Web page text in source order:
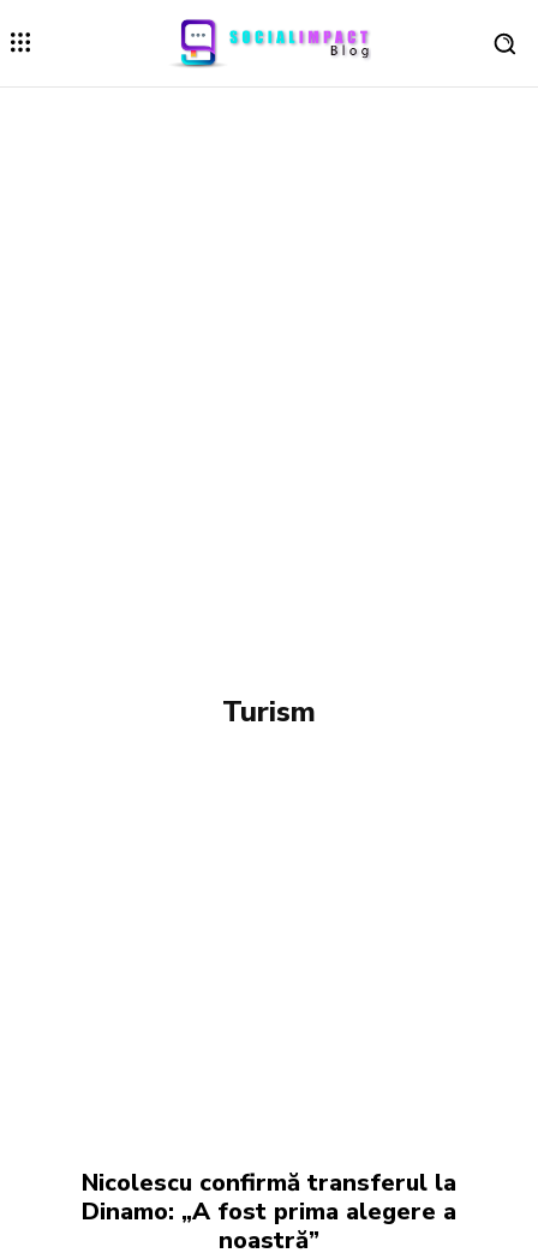
Turism
Nicolescu confirmă transferul la
Dinamo: „A fost prima alegere a
noastră”